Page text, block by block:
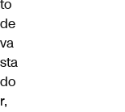
to
de
va
sta
do
r,